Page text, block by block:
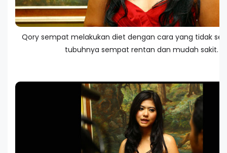
Qory sempat melakukan diet dengan cara yang tidak
tubuhnya sempat rentan dan mudah sakit.